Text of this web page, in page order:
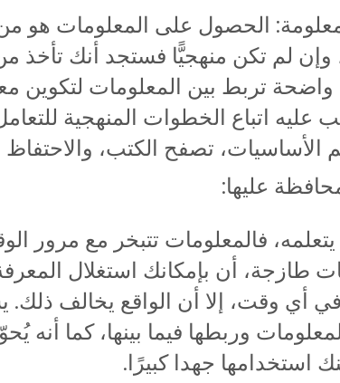
الحصول على المعلومات هو
وإن لم تكن منهجيًّا فستجد أنك تأخذ
تربط بين المعلومات لتكوين
اتباع الخطوات المنهجية
تصفح الكتب، والاحتفاظ
عليها:
يتعلمه، فالمعلومات تتبخر مع مرور
طازجة، أن بإمكانك استغلال
أي وقت، إلا أن الواقع يخالف ذلك.
وربطها فيما بينها، كما أنه
استخدامها جهدا كبيرًا.